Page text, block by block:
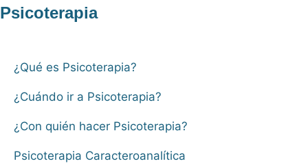
Psicoterapia
¿Qué es Psicoterapia?
¿Cuándo ir a Psicoterapia?
¿Con quién hacer Psicoterapia?
Psicoterapia Caracteroanalítica